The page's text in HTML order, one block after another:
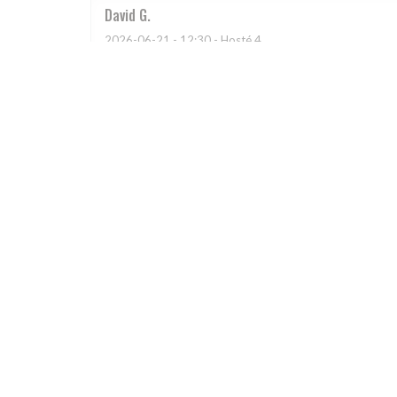
David G
2026-06-21 - 12:30 - Hosté 4